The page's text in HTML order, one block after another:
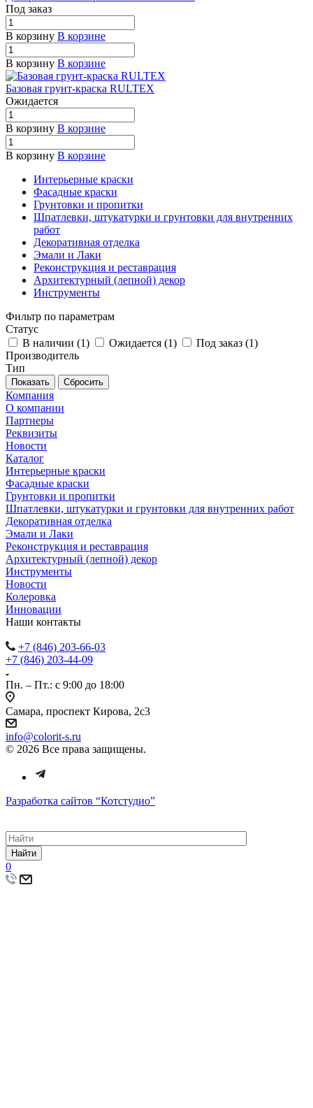
Под заказ
В корзину В корзине
В корзину В корзине
Базовая грунт-краска RULTEX
Ожидается
В корзину В корзине
В корзину В корзине
Интерьерные краски
Фасадные краски
Грунтовки и пропитки
Шпатлевки, штукатурки и грунтовки для внутренних
работ
Декоративная отделка
Эмали и Лаки
Реконструкция и реставрация
Архитектурный (лепной) декор
Инструменты
Фильтр по параметрам
Статус
В наличии (1) Ожидается (1) Под заказ (1)
Производитель
Тип
Сбросить
Компания
О компании
Партнеры
Реквизиты
Новости
Каталог
Интерьерные краски
Фасадные краски
Грунтовки и пропитки
Шпатлевки, штукатурки и грунтовки для внутренних работ
Декоративная отделка
Эмали и Лаки
Реконструкция и реставрация
Архитектурный (лепной) декор
Инструменты
Новости
Колеровка
Инновации
Наши контакты
+7 (846) 203-66-03
+7 (846) 203-44-09
Пн. – Пт.: с 9:00 до 18:00
Самара, проспект Кирова, 2с3
info@colorit-s.ru
© 2026 Все права защищены.
Разработка сайтов “Котстудио”
Найти
0